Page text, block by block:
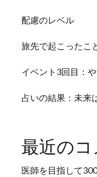
配慮のレベル
旅先で起こったこ
イベント3回目：
占いの結果：未来
最近のコ
医師を目指して